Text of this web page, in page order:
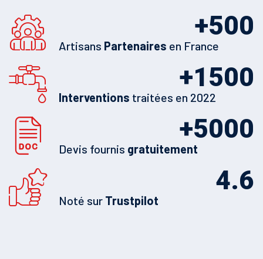
500
+
Artisans Partenaires en France
1500
+
Interventions traitées en 2022
5000
+
Devis fournis gratuitement
4.6
Noté sur Trustpilot